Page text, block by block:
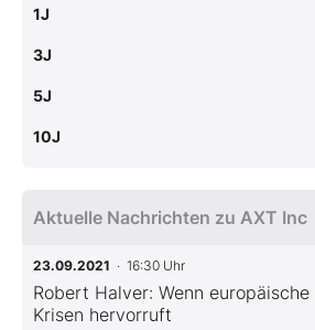
1J
3J
5J
10J
Aktuelle Nachrichten zu AXT Inc
23.09.2021 · 16:30 Uhr
Robert Halver: Wenn
Krisen hervorruft